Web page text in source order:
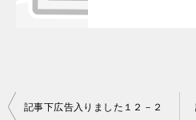
記事下広告入りました１２－２